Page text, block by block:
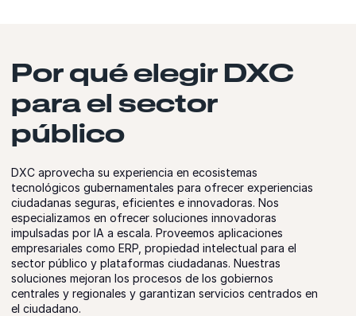
Por qué elegir DXC
para el sector
público
DXC aprovecha su experiencia en ecosistemas
tecnológicos gubernamentales para ofrecer experiencias
ciudadanas seguras, eficientes e innovadoras. Nos
especializamos en ofrecer soluciones innovadoras
impulsadas por IA a escala. Proveemos aplicaciones
empresariales como ERP, propiedad intelectual para el
sector público y plataformas ciudadanas. Nuestras
soluciones mejoran los procesos de los gobiernos
centrales y regionales y garantizan servicios centrados en
el ciudadano.